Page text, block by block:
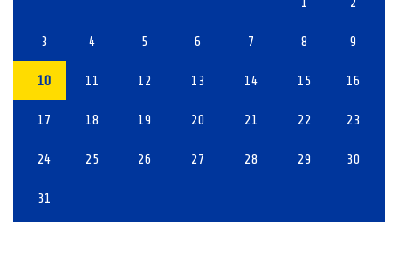
3 4 5 6 7 8 9
10 11 12 13 14 15 16
17 18 19 20 21 22 23
24 25 26 27 28 29 30
31